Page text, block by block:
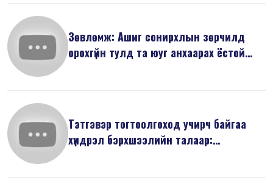
Зөвлөмж: Ашиг сонирхлын зөрчилд
орохгүйн тулд та юуг анхаарах ёстой
Тэтгэвэр тогтоолгоход учирч байгаа
хүндрэл бэрхшээлийн талаар: